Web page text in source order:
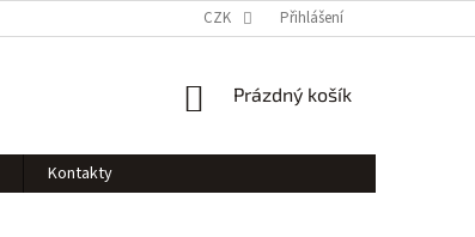
CZK Přihlášení
NÁKUPNÍ
Prázdný košík
Kontakty